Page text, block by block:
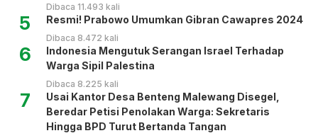
Dibaca 11.493 kali
5 Resmi! Prabowo Umumkan Gibran Cawapres 2024
Dibaca 8.472 kali
6
Indonesia Mengutuk Serangan Israel Terhadap
Warga Sipil Palestina
Dibaca 8.225 kali
7
Usai Kantor Desa Benteng Malewang Disegel,
Beredar Petisi Penolakan Warga: Sekretaris
Hingga BPD Turut Bertanda Tangan